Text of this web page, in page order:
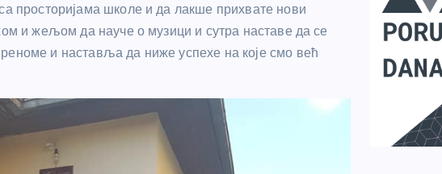
просторијама школе и да лакше прихвате нови
и жељом да науче о музици и сутра наставе да се
и наставља да ниже успехе на које смо већ